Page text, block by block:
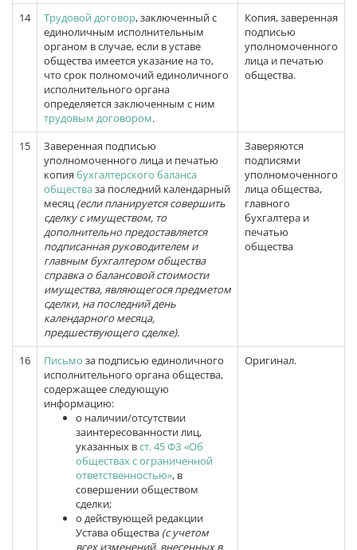
14 Трудовой договор, заключенный с
единоличным исполнительным
органом в случае, если в уставе
общества имеется указание на то,
что срок полномочий единоличного
исполнительного органа
определяется заключенным с ним
трудовым договором.
Копия, заверенная
подписью
уполномоченного
лица и печатью
общества.
15
Заверенная подписью
уполномоченного лица и печатью
копия бухгалтерского баланса
обществаза последний календарный
месяц (если планируется совершить
сделку с имуществом, то
дополнительно предоставляется
подписанная руководителем и
главным бухгалтером общества
справка о балансовой стоимости
имущества, являющегося предметом
сделки, на последний день
календарного месяца,
предшествующего сделке).
Заверяются
подписями
уполномоченного
лица общества,
главного
бухгалтера и
печатью
общества
16 Письмо за подписью единоличного
исполнительного органа общества,
содержащее следующую
информацию:
о наличии/отсутствии
заинтересованности лиц,
указанных вст. 45 ФЗ «Об
обществах с ограниченной
ответственностью», в
совершении обществом
сделки;
о действующей редакции
Устава общества (с учетом
всех изменений, внесенных в
Оригинал.